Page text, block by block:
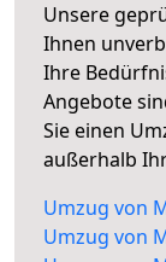
Unsere
Ihnen
Ihre
Angebote
Sie einen
außerhalb
Umzug von
Umzug von